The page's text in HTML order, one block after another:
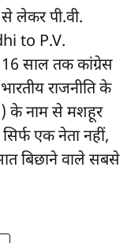
से लेकर पी.वी.
to P.V.
साल तक कांग्रेस
राजनीति के
के नाम से मशहूर
एक नेता नहीं,
बिछाने वाले सबसे